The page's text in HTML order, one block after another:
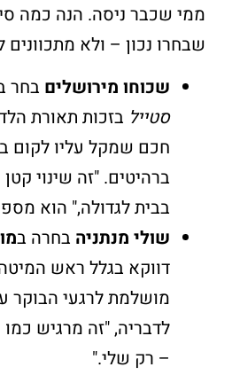
ממי שכבר ניסה. הנה כמה
שבחרו נכון – ולא מתכוונים
שכוחו מירושלים בחר
סטייל בזכות תאורת
חכם שמקל עליו לקום
ברהיטים. "זה שינוי
בבית לגדולה," הוא
שולי מנתניה בחרה ב
דווקא בגלל ראש
מושלמת לרגעי הבוקר
לדבריה, "זה מרגיש
– רק שלי."